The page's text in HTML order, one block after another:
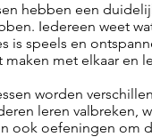
hebben een
Iedereen weet
is speels en
maken met elkaar en
worden
leren valbreken,
ook oefeningen om